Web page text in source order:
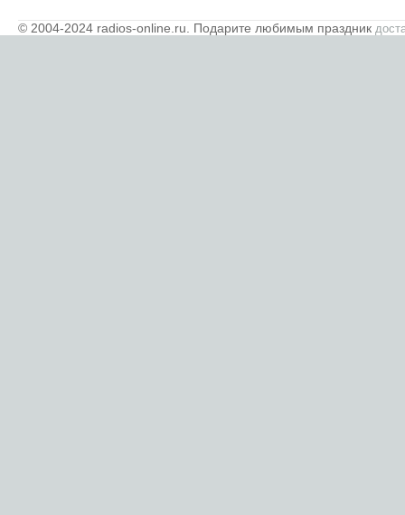
© 2004-2024 radios-online.ru. Подарите любимым праздник